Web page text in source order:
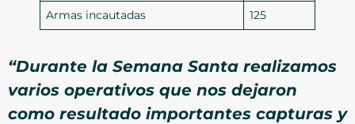
Armas incautadas 125
“Durante la Semana Santa realizamos
varios operativos que nos dejaron
como resultado importantes capturas y